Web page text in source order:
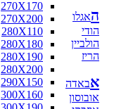
270X170
270X200
280X110
280X180
280X190
280X200
290X150
300X160
האגלו
הודי
הולביין
הריז
אבאדה
אובוסון